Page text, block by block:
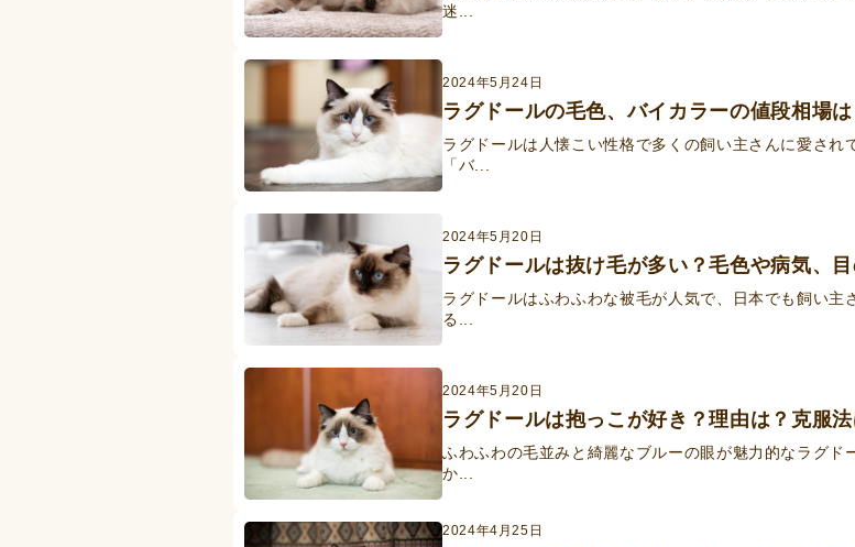
迷...
2024年5月24日
ラグドールの毛色、バイカラーの値段相場
ラグドールは人懐こい性格で多くの飼い主さんに愛さ
「バ...
2024年5月20日
ラグドールは抜け毛が多い？毛色や病気、目
ラグドールはふわふわな被毛が人気で、日本でも飼い
る...
2024年5月20日
ラグドールは抱っこが好き？理由は？克服法
ふわふわの毛並みと綺麗なブルーの眼が魅力的なラグ
か...
2024年4月25日